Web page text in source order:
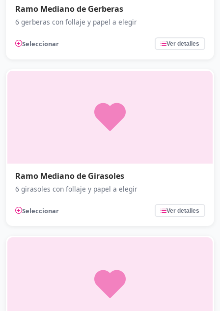
Ramo Mediano de Gerberas
6 gerberas con follaje y papel a elegir
Seleccionar Ver detalles
Ramo Mediano de Girasoles
6 girasoles con follaje y papel a elegir
Seleccionar Ver detalles